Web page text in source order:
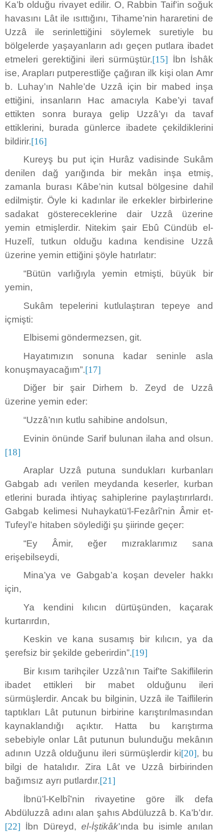
Ka’b olduğu rivayet edilir. O, Rabbin Taif’in soğuk
havasını Lât ile ısıttığını, Tihame’nin hararetini de
Uzzâ ile serinlettiğini söylemek suretiyle bu
bölgelerde yaşayanların adı geçen putlara ibadet
etmeleri gerektiğini ileri sürmüştür.[15] İbn İshâk
ise, Arapları putperestliğe çağıran ilk kişi olan Amr
b. Luhay’ın Nahle’de Uzzâ için bir mabed inşa
ettiğini, insanların Hac amacıyla Kabe’yi tavaf
ettikten sonra buraya gelip Uzzâ’yı da tavaf
ettiklerini, burada günlerce ibadete çekildiklerini
bildirir.[16]
Kureyş bu put için Hurâz vadisinde Sukâm
denilen dağ yarığında bir mekân inşa etmiş,
zamanla burası Kâbe’nin kutsal bölgesine dahil
edilmiştir. Öyle ki kadınlar ile erkekler birbirlerine
sadakat göstereceklerine dair Uzzâ üzerine
yemin etmişlerdir. Nitekim şair Ebû Cündüb el-
Huzelî, tutkun olduğu kadına kendisine Uzzâ
üzerine yemin ettiğini şöyle hatırlatır:
“Bütün varlığıyla yemin etmişti, büyük bir
yemin,
Sukâm tepelerini kutlulaştıran tepeye and
içmişti:
Elbisemi göndermezsen, git.
Hayatımızın sonuna kadar seninle asla
konuşmayacağım”.[17]
Diğer bir şair Dirhem b. Zeyd de Uzzâ
üzerine yemin eder:
“Uzzâ’nın kutlu sahibine andolsun,
Evinin önünde Sarif bulunan ilaha and olsun.
[18]
Araplar Uzzâ putuna sundukları kurbanları
Gabgab adı verilen meydanda keserler, kurban
etlerini burada ihtiyaç sahiplerine paylaştırırlardı.
Gabgab kelimesi Nuhaykatü’l-Fezârî’nin Âmir et-
Tufeyl’e hitaben söylediği şu şiirinde geçer:
“Ey Âmir, eğer mızraklarımız sana
erişebilseydi,
Mina’ya ve Gabgab’a koşan develer hakkı
için,
Ya kendini kılıcın dürtüşünden, kaçarak
kurtarırdın,
Keskin ve kana susamış bir kılıcın, ya da
şerefsiz bir şekilde geberirdin”.[19]
Bir kısım tarihçiler Uzzâ’nın Taif’te Sakiflilerin
ibadet ettikleri bir mabet olduğunu ileri
sürmüşlerdir. Ancak bu bilginin, Uzzâ ile Taiflilerin
taptıkları Lât putunun birbirine karıştırılmasından
kaynaklandığı açıktır. Hatta bu karıştırma
sebebiyle onlar Lât putunun bulunduğu mekânın
adının Uzzâ olduğunu ileri sürmüşlerdir ki[20], bu
bilgi de hatalıdır. Zira Lât ve Uzzâ birbirinden
bağımsız ayrı putlardır.[21]
İbnü’l-Kelbî’nin rivayetine göre ilk defa
Abdüluzzâ adını alan şahıs Abdüluzzâ b. Ka’b’dır.
[22] İbn Düreyd, el-İştikâk’ında bu isimle anılan